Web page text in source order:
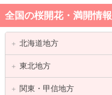
全国の桜開花・満開情報
北海道地方
道北
道央
東北地方
青森県関東・甲信地方